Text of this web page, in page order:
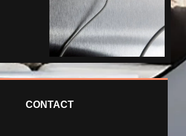
CONTACT